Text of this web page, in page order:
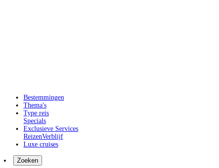
Bestemmingen
Thema's
Type reis
Specials
Exclusieve Services
ReizenVerblijf
Luxe cruises
Zoeken